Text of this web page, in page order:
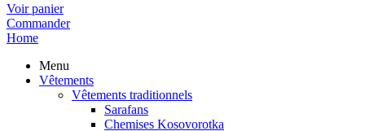
Voir panier
Commander
Home
Menu
Vêtements
Vêtements traditionnels
Sarafans
Chemises Kosovorotka